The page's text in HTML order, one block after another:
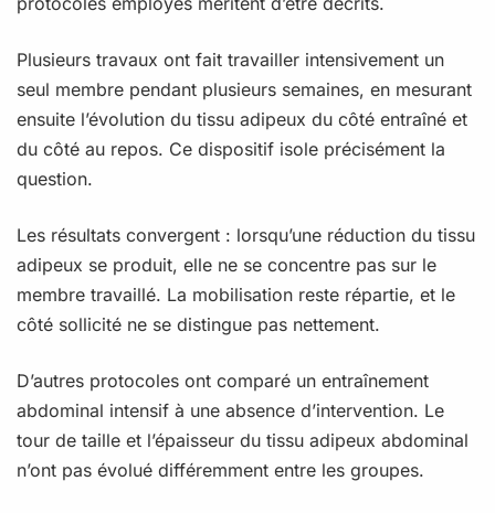
Plusieurs travaux ont fait travailler intensivement un
seul membre pendant plusieurs semaines, en mesurant
ensuite l’évolution du tissu adipeux du côté entraîné et
du côté au repos. Ce dispositif isole précisément la
question.
Les résultats convergent : lorsqu’une réduction du tissu
adipeux se produit, elle ne se concentre pas sur le
membre travaillé. La mobilisation reste répartie, et le
côté sollicité ne se distingue pas nettement.
D’autres protocoles ont comparé un entraînement
abdominal intensif à une absence d’intervention. Le
tour de taille et l’épaisseur du tissu adipeux abdominal
n’ont pas évolué différemment entre les groupes.